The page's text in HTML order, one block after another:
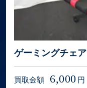
ゲーミングチェア
買取金額 6,000 円